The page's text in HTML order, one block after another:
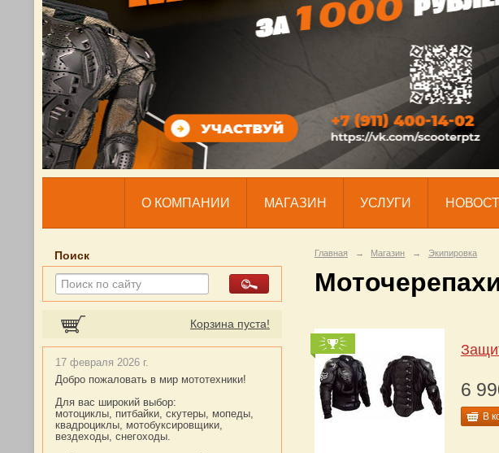
О КОМПАНИИ МАГАЗИН УСЛУГИ
Поиск
Корзина пуста!
17 февраля 2026 г.
Добро пожаловать в мир мототехники!
Для вас широкий выбор:
мотоциклы, питбайки, скутеры, мопеды,
квадроциклы, мотобуксировщики,
вездеходы, снегоходы.
Главная → Магазин → Экипировка
6
В